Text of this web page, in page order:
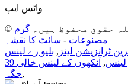
واٹس ایپ
گرم
مصنوعات - سائٹ کا نقشہ
ٹرانزیشن لینز , بلیو رے لینس
لینس, آنکھوں کے لینس خالی
جگہ,